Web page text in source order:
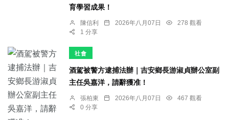
育學習成果！
陳信利 2026年八月07日
278 觀看
1 分享
社會
酒駕被警方逮捕法辦｜吉安鄉長游淑貞辦公室副
主任吳嘉洋，請辭獲准！
張柏東 2026年八月07日
467 觀看
0 分享